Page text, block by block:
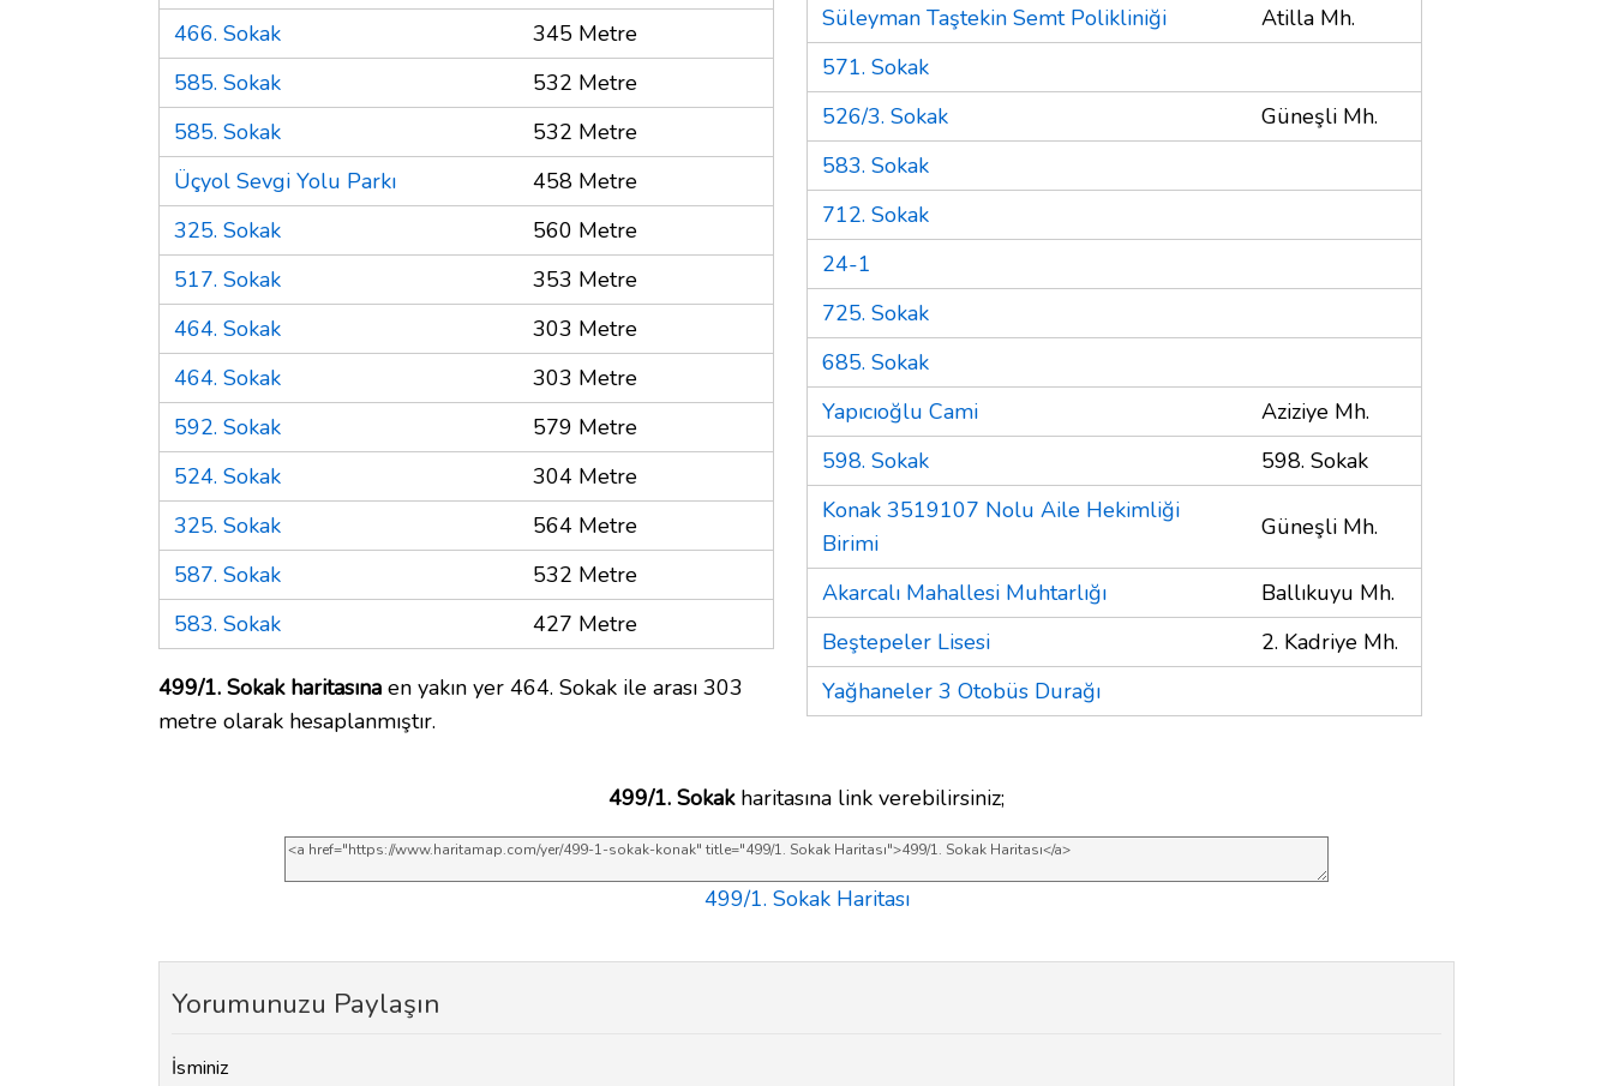
466. Sokak
345 Metre
585. Sokak
532 Metre
585. Sokak
532 Metre
Üçyol Sevgi Yolu Parkı
458 Metre
325. Sokak
560 Metre
517. Sokak
353 Metre
464. Sokak
303 Metre
464. Sokak
303 Metre
592. Sokak
579 Metre
524. Sokak
304 Metre
325. Sokak
564 Metre
587. Sokak
532 Metre
583. Sokak
427 Metre
499/1. Sokak haritasına en yakın yer 464. Sokak ile arası 303
metre olarak hesaplanmıştır.
Süleyman Taştekin Semt Polikliniği
Atilla Mh.
571. Sokak
526/3. Sokak
Güneşli Mh.
583. Sokak
712. Sokak
24-1
725. Sokak
685. Sokak
Yapıcıoğlu Cami
Aziziye Mh.
598. Sokak
598. Sokak
Konak 3519107 Nolu Aile Hekimliği
Birimi
Güneşli Mh.
Akarcalı Mahallesi Muhtarlığı
Ballıkuyu Mh.
Beştepeler Lisesi
2. Kadriye Mh.
Yağhaneler 3 Otobüs Durağı
499/1. Sokakharitasına link verebilirsiniz;
499/1. Sokak Haritası
Yorumunuzu Paylaşın
İsminiz